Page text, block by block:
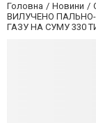
Головна Новини
ВИЛУЧЕНО ПАЛЬНО-
ГАЗУ НА СУМУ 330